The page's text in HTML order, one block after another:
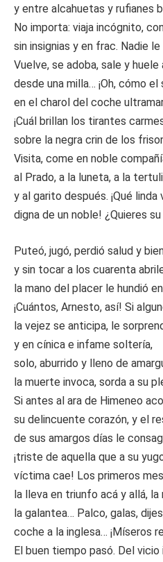
y entre alcahuetas y rufianes
No importa: viaja incógnito,
sin insignias y en frac. Nadie le
Vuelve, se adoba, sale y huele
desde una milla… ¡Oh, cómo
en el charol del coche
¡Cuál brillan los tirantes
sobre la negra crin de los
Visita, come en noble
al Prado, a la luneta, a la
y al garito después. ¡Qué linda
digna de un noble! ¿Quieres
Puteó, jugó, perdió salud y
y sin tocar a los cuarenta
la mano del placer le hundió
¡Cuántos, Arnesto, así! Si
la vejez se anticipa, le
y en cínica e infame soltería,
solo, aburrido y lleno de
la muerte invoca, sorda a su
Si antes al ara de Himeneo
su delincuente corazón, y el
de sus amargos días le
¡triste de aquella que a su
víctima cae! Los primeros
la lleva en triunfo acá y allá, la
la galantea… Palco, galas,
coche a la inglesa… ¡Míseros
El buen tiempo pasó. Del vicio